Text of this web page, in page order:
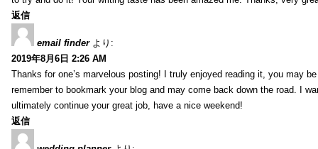
返信
email finder より:
2019年8月6日 2:26 AM
Thanks for one’s marvelous posting! I truly enjoyed reading it, you may
remember to bookmark your blog and may come back down the road. I
ultimately continue your great job, have a nice weekend!
返信